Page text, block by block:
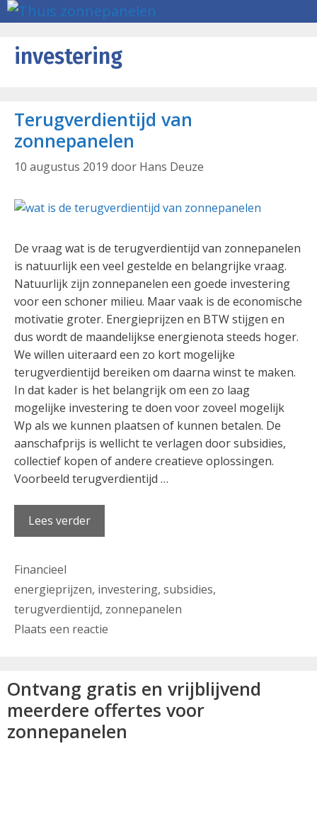
Ga
naar
inhoud
Menu
investering
Terugverdientijd van
zonnepanelen
10 augustus 2019 door Hans Deuze
De vraag wat is de terugverdientijd van zonnepanelen
is natuurlijk een veel gestelde en belangrijke vraag.
Natuurlijk zijn zonnepanelen een goede investering
voor een schoner milieu. Maar vaak is de economische
motivatie groter. Energieprijzen en BTW stijgen en
dus wordt de maandelijkse energienota steeds hoger.
We willen uiteraard een zo kort mogelijke
terugverdientijd bereiken om daarna winst te maken.
In dat kader is het belangrijk om een zo laag
mogelijke investering te doen voor zoveel mogelijk
Wp als we kunnen plaatsen of kunnen betalen. De
aanschafprijs is wellicht te verlagen door subsidies,
collectief kopen of andere creatieve oplossingen.
Voorbeeld terugverdientijd …
Lees verder
Categorieën
Financieel
Tags
energieprijzen, investering, subsidies,
terugverdientijd, zonnepanelen
Plaats een reactie
Ontvang gratis en vrijblijvend
meerdere offertes voor
zonnepanelen